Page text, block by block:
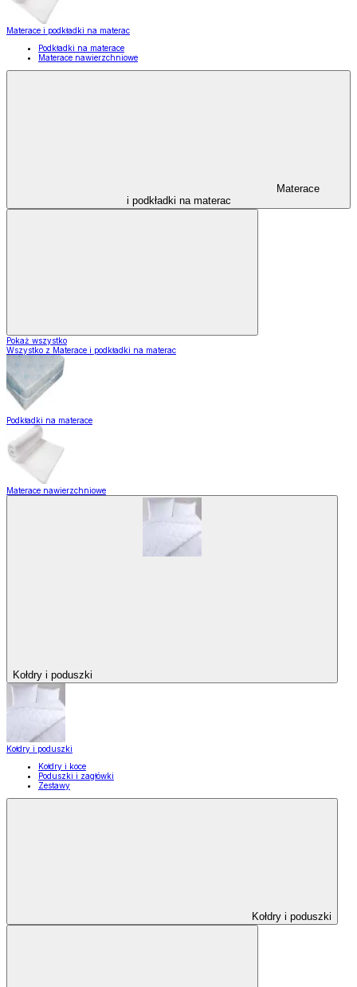
Materace i podkładki na materac
Podkładki na materace
Materace nawierzchniowe
Materace
i podkładki na materac
Pokaż wszystko
Wszystko z Materace i podkładki na materac
Podkładki na materace
Materace nawierzchniowe
Kołdry i poduszki
Kołdry i poduszki
Kołdry i koce
Poduszki i zagłówki
Zestawy
Kołdry i poduszki